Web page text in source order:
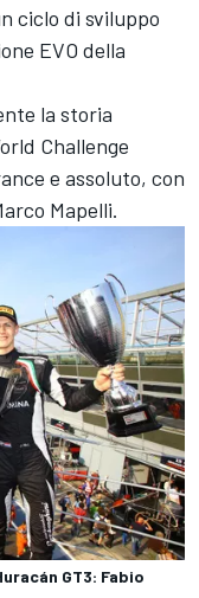
ciclo di sviluppo
EVO della
la storia
Challenge
e assoluto, con
Mapelli.
GT3: Fabio